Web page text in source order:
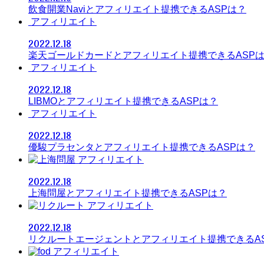
飲食開業Naviとアフィリエイト提携できるASPは？
アフィリエイト
2022.12.18
楽天ゴールドカードとアフィリエイト提携できるASPは
アフィリエイト
2022.12.18
LIBMOとアフィリエイト提携できるASPは？
アフィリエイト
2022.12.18
優駿プラセンタとアフィリエイト提携できるASPは？
アフィリエイト
2022.12.18
上海問屋とアフィリエイト提携できるASPは？
アフィリエイト
2022.12.18
リクルートエージェントとアフィリエイト提携できる
アフィリエイト